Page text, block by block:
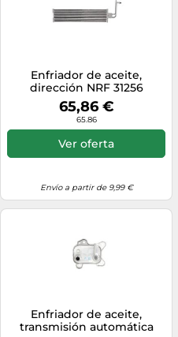
Enfriador de aceite,
dirección NRF 31256
65,86 €
65.86
Ver oferta
Envío a partir de 9,99 €
Enfriador de aceite,
transmisión automática